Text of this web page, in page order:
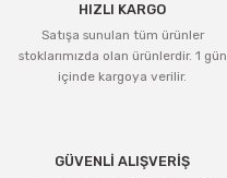
HIZLI KARGO
Satışa sunulan tüm ürünler
stoklarımızda olan ürünlerdir. 1 gün
içinde kargoya verilir.
GÜVENLİ ALIŞVERİŞ